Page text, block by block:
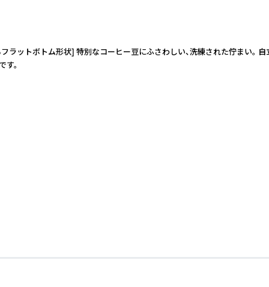
ボトム形状] 特別なコーヒー豆にふさわしい、洗練された佇ま
。